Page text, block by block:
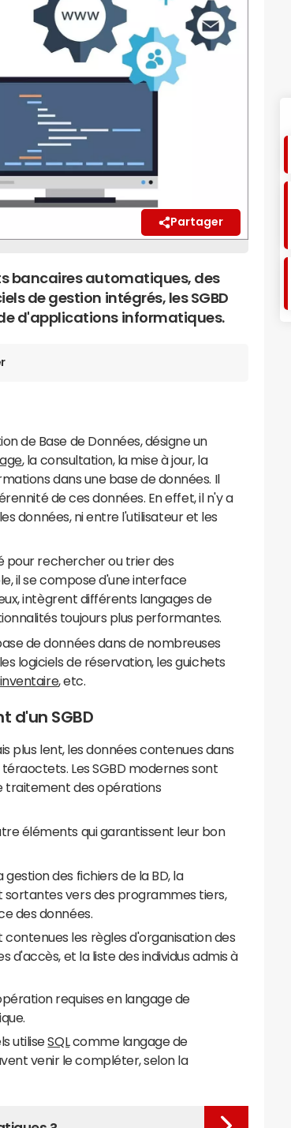
Partager
bancaires automatiques, des
de gestion intégrés, les SGBD
d'applications informatiques.
de Base de Données, désigne un
, la consultation, la mise à jour, la
dans une base de données. Il
de ces données. En effet, il n'y a
données, ni entre l'utilisateur et les
pour rechercher ou trier des
il se compose d'une interface
intègrent différents langages de
toujours plus performantes.
de données dans de nombreuses
logiciels de réservation, les guichets
inventaire, etc.
d'un SGBD
plus lent, les données contenues dans
Les SGBD modernes sont
traitement des opérations
éléments qui garantissent leur bon
des fichiers de la BD, la
vers des programmes tiers,
des données.
les règles d'organisation des
d'accès, et la liste des individus admis à
requises en langage de
utiliseSQL comme langage de
venir le compléter, selon la